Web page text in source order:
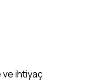
ve ihtiyaç